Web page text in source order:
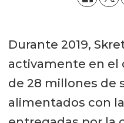
Durante 2019,
activamente en el
de 28 millones de
alimentados con